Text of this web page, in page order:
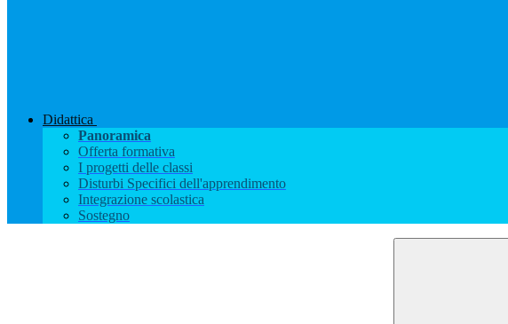
Didattica
Panoramica
Offerta formativa
I progetti delle classi
Disturbi Specifici dell'apprendimento
Integrazione scolastica
Sostegno